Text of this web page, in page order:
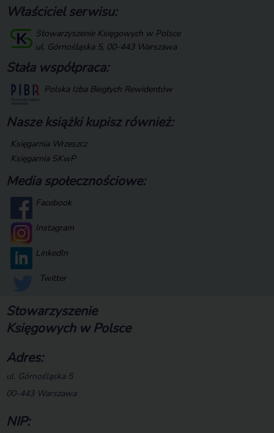
Właściciel serwisu:
Stowarzyszenie Księgowych w Polsce
ul. Górnośląska 5, 00-443 Warszawa
Stała współpraca:
Polska Izba Biegłych Rewidentów
Nasze książki kupisz również:
Księgarnia Wrzeszcz
Księgarnia SKwP
Media społecznościowe:
Facebook
Instagram
LinkedIn
Twitter
Stowarzyszenie
Księgowych w Polsce
Adres:
ul. Górnośląska 5
00-443 Warszawa
NIP: